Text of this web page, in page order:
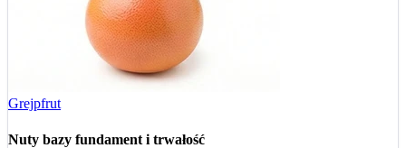
Grejpfrut
Nuty bazy fundament i trwałość